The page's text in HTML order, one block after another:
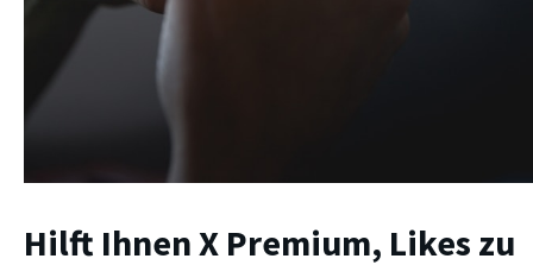
Hilft Ihnen X Premium, Likes zu